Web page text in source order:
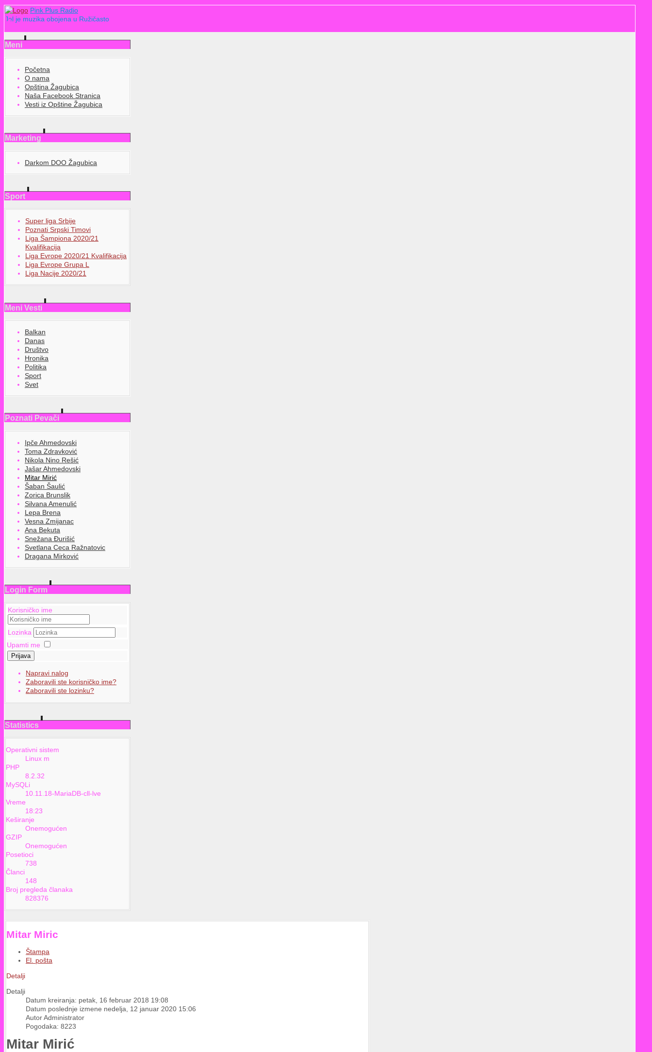
Pink Plus Radio
Jel je muzika obojena u Ružičasto
Meni
Početna
O nama
Opština Žagubica
Naša Facebook Stranica
Vesti iz Opštine Žagubica
Marketing
Darkom DOO Žagubica
Sport
Super liga Srbije
Poznati Srpski Timovi
Liga Šampiona 2020/21
Kvalifikacija
Liga Evrope 2020/21 Kvalifikacija
Liga Evrope Grupa L
Liga Nacije 2020/21
Meni Vesti
Balkan
Danas
Društvo
Hronika
Politika
Sport
Svet
Poznati Pevači
Ipče Ahmedovski
Toma Zdravković
Nikola Nino Rešić
Jašar Ahmedovski
Mitar Mirić
Šaban Šaulić
Zorica Brunslik
Silvana Amenulić
Lepa Brena
Vesna Zmijanac
Ana Bekuta
Snežana Đurišić
Svetlana Ceca Ražnatovic
Dragana Mirković
Login Form
Korisničko ime
Lozinka
Upamti me
Prijava
Napravi nalog
Zaboravili ste korisničko ime?
Zaboravili ste lozinku?
Statistics
Operativni sistem
Linux m
PHP
8.2.32
MySQLi
10.11.18-MariaDB-cll-lve
Vreme
18:23
Keširanje
Onemogućen
GZIP
Onemogućen
Posetioci
738
Članci
148
Broj pregleda članaka
828376
Mitar Miric
Štampa
El. pošta
Detalji
Detalji
Datum kreiranja: petak, 16 februar 2018 19:08
Datum poslednje izmene nedelja, 12 januar 2020 15:06
Autor Administrator
Pogodaka: 8223
Mitar Mirić